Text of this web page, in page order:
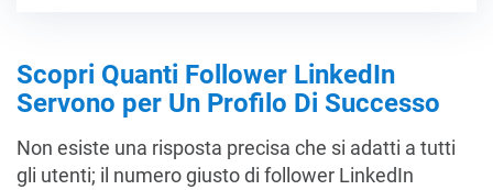
Scopri Quanti Follower LinkedIn
Servono per Un Profilo Di Successo
Non esiste una risposta precisa che si adatti a tutti
gli utenti; il numero giusto di follower LinkedIn